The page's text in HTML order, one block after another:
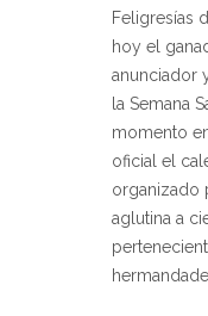
Feligresías
hoy el
anunciador
la Semana
momento
oficial el
organizado
aglutina a